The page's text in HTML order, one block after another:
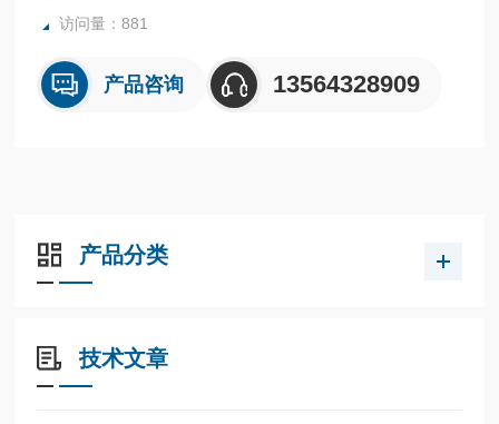
访问量：881
产品咨询 13564328909
产品分类
技术文章